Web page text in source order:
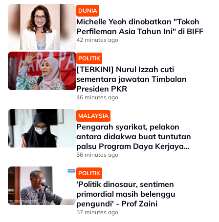
DUNIA
Michelle Yeoh dinobatkan "Tokoh
Perfileman Asia Tahun Ini" di BIFF
42 minutes ago
POLITIK
[TERKINI] Nurul Izzah cuti
sementara jawatan Timbalan
Presiden PKR
46 minutes ago
MALAYSIA
Pengarah syarikat, pelakon
antara didakwa buat tuntutan
palsu Program Daya Kerjaya
Perkeso
56 minutes ago
POLITIK
'Politik dinosaur, sentimen
primordial masih belenggu
pengundi' - Prof Zaini
57 minutes ago